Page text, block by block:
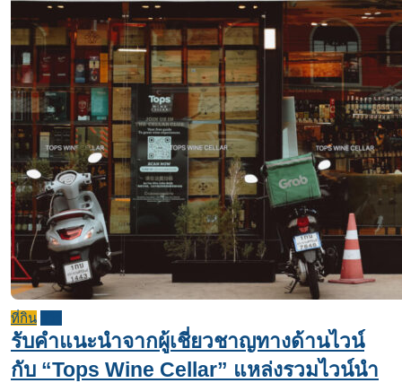
ที่กิน
รับคำแนะนำจากผู้เชี่ยวชาญทางด้านไวน์
กับ “Tops Wine Cellar” แหล่งรวมไวน์นำ